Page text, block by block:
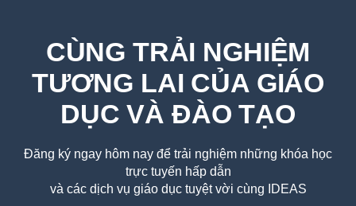
CÙNG TRẢI NGHIỆM
TƯƠNG LAI CỦA GIÁO
DỤC VÀ ĐÀO TẠO
Đăng ký ngay hôm nay để trải nghiệm những khóa học
trực tuyến hấp dẫn
và các dịch vụ giáo dục tuyệt vời cùng IDEAS